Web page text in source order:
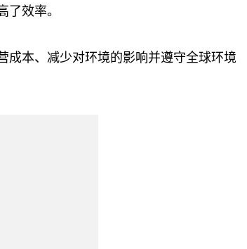
效率。
成本、减少对环境的影响并遵守全球环境